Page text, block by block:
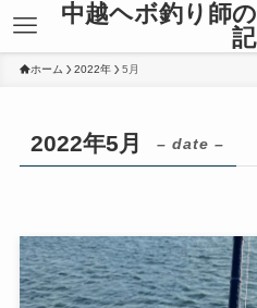
中越ヘボ釣り師
記
ホーム 2022年 5月
2022年5月 – date –